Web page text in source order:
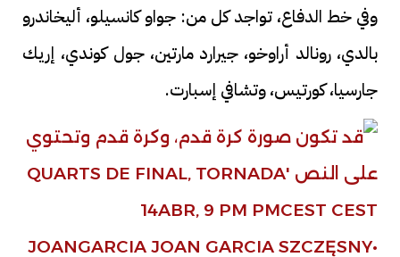
وفي خط الدفاع، تواجد كل من: جواو كانسيلو، أليخاندرو
بالدي، رونالد أراوخو، جيرارد مارتين، جول كوندي، إريك
جارسيا، كورتيس، وتشافي إسبارت.